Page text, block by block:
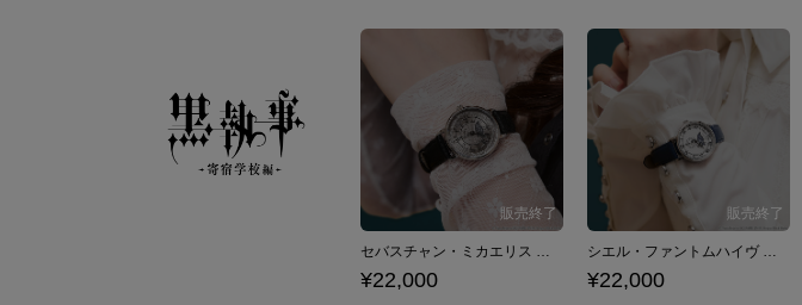
セバスチャン・ミカエリス モデル 腕時計 黒執事 -寄宿学校編-
¥22,000
シエル・ファントムハイヴ モデル 腕時計 黒執事 -寄宿学校編-
¥22,000